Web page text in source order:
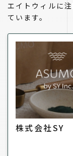
エイトウィルに
ています。
株式会社SY